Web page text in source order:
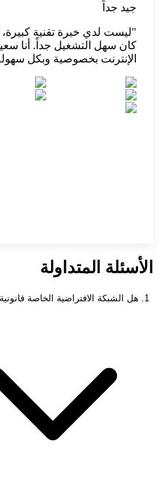
جيد جداً
"
كان سهل التشغيل جداً. أنا
الإنترنت بخصوصية وبكل
الأسئلة المتداولة
1. هل الشبكة الافتراضية الخاصة قانونية في إيران؟